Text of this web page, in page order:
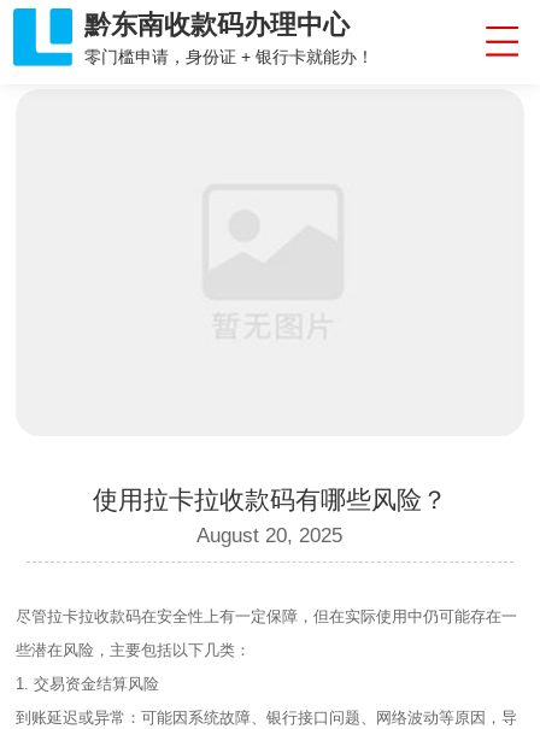
黔东南收款码办理中心
零门槛申请，身份证 + 银行卡就能办！
使用拉卡拉收款码有哪些风险？
August 20, 2025
尽管拉卡拉收款码在安全性上有一定保障，但在实际使用中仍可能存在一
些潜在风险，主要包括以下几类：
1. 交易资金结算风险
到账延迟或异常：可能因系统故障、银行接口问题、网络波动等原因，导